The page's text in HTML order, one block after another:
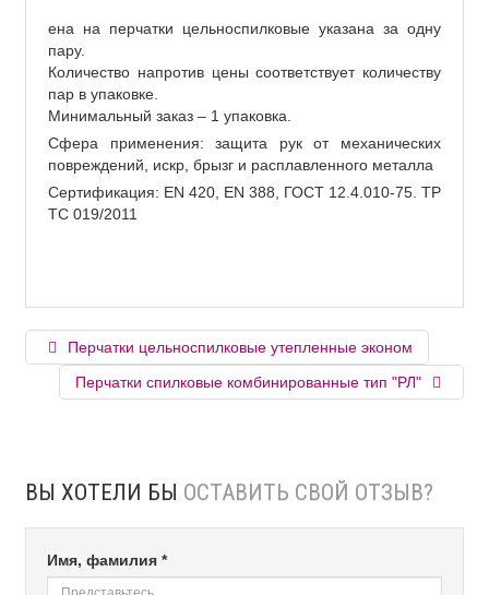
ена на перчатки цельноспилковые указана за одну
пару.
Количество напротив цены соответствует количеству
пар в упаковке.
Минимальный заказ – 1 упаковка.
Сфера применения: защита рук от механических
повреждений, искр, брызг и расплавленного металла
Сертификация: EN 420, EN 388, ГОСТ 12.4.010-75. ТР
ТС 019/2011
Перчатки цельноспилковые утепленные эконом
Перчатки спилковые комбинированные тип "РЛ"
ВЫ ХОТЕЛИ БЫ ОСТАВИТЬ СВОЙ ОТЗЫВ?
Имя, фамилия *